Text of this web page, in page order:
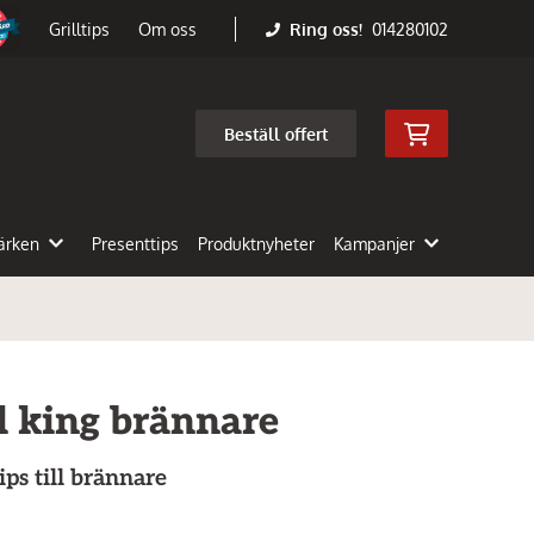
Grilltips Om oss Ring oss! 014280102
Beställ offert
Presenttips Produktnyheter Kampanjer
brännare
till brännare